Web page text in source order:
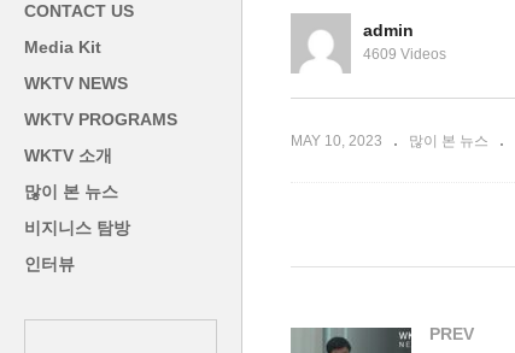
CONTACT US
Media Kit
WKTV NEWS
WKTV PROGRAMS
WKTV 소개
많이 본 뉴스
비지니스 탐방
인터뷰
admin
4609 Videos
MAY 10, 2023 많이 본 뉴스
PREV